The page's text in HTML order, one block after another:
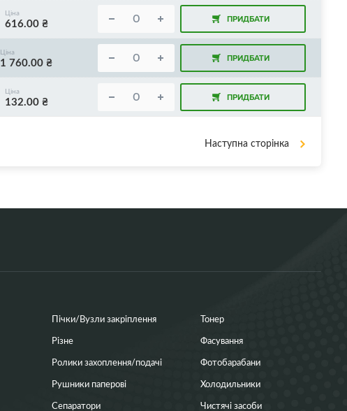
Ціна
616.00 ₴ ПРИДБАТИ
Ціна
1 760.00 ₴ ПРИДБАТИ
Ціна
132.00 ₴ ПРИДБАТИ
Наступна сторінка
Пічки/Вузли закріплення
Різне
Ролики захоплення/подачі
Рушники паперові
Сепаратори
Тонер
Фасування
Фотобарабани
Холодильники
Чистячі засоби